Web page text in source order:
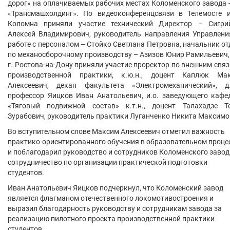
дорог» на оплачиваемых рабочих местах Коломенского завода
«Трансмашхолдинг». По видеоконференцсвязи в Телемосте
Коломна приняли участие технический Директор –
Алексей Владимирович, руководитель направления
работе с персоналом – Стойко Светлана Петровна, начальник
по механосборочному производству – Азизов Юнир Рамильевич,
г. Ростова-на-Дону приняли участие проректор по внешним
производственной практики, к.ю.н., доцент Каплюк
Алексеевич, декан факультета «Электромеханический»,
профессор Яицков Иван Анатольевич, и.о. заведующего
«Тяговый подвижной состав» к.т.н., доцент Талахадзе
Зурабович, руководитель практики Луганченко Никита
Во вступительном слове Максим Алексеевич отметил важность
практико-ориентированного обучения в образовательном
и поблагодарил руководство и сотрудников Коломенского
сотрудничество по организации практической подготовки
студентов.
Иван Анатольевич Яицков подчеркнул, что Коломенский завод
является флагманом отечественного локомотивостроения и
выразил благодарность руководству и сотрудникам завода за
реализацию пилотного проекта производственной практики